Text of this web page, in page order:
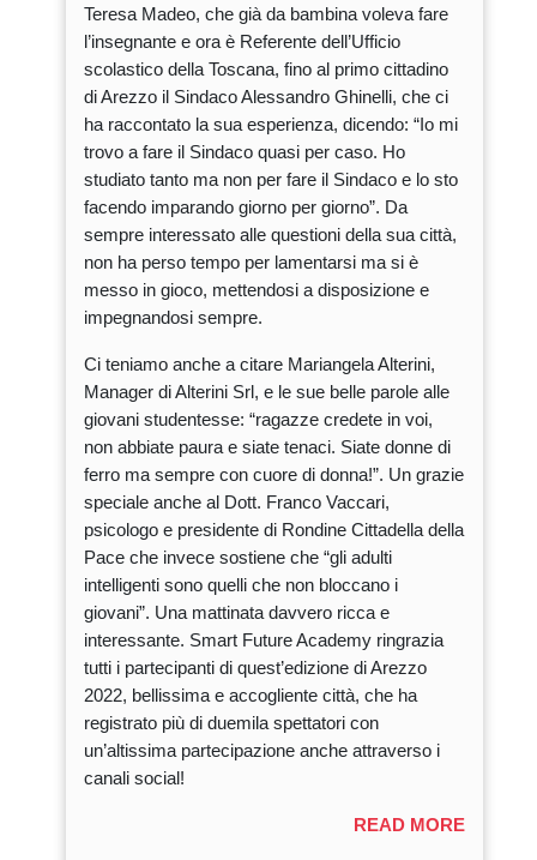
Teresa Madeo, che già da bambina voleva fare
l’insegnante e ora è Referente dell’Ufficio
scolastico della Toscana, fino al primo cittadino
di Arezzo il Sindaco Alessandro Ghinelli, che ci
ha raccontato la sua esperienza, dicendo: “Io mi
trovo a fare il Sindaco quasi per caso. Ho
studiato tanto ma non per fare il Sindaco e lo sto
facendo imparando giorno per giorno”. Da
sempre interessato alle questioni della sua città,
non ha perso tempo per lamentarsi ma si è
messo in gioco, mettendosi a disposizione e
impegnandosi sempre.
Ci teniamo anche a citare Mariangela Alterini,
Manager di Alterini Srl, e le sue belle parole alle
giovani studentesse: “ragazze credete in voi,
non abbiate paura e siate tenaci. Siate donne di
ferro ma sempre con cuore di donna!”. Un grazie
speciale anche al Dott. Franco Vaccari,
psicologo e presidente di Rondine Cittadella della
Pace che invece sostiene che “gli adulti
intelligenti sono quelli che non bloccano i
giovani”. Una mattinata davvero ricca e
interessante. Smart Future Academy ringrazia
tutti i partecipanti di quest’edizione di Arezzo
2022, bellissima e accogliente città, che ha
registrato più di duemila spettatori con
un’altissima partecipazione anche attraverso i
canali social!